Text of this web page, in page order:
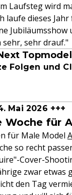
Laufsteg wird
laufe dieses
Jubiläumsshow
sehr, sehr drauf."
Folgen und
Mai 2026 +++
Woche für
für Male Model
so recht
Cover-
zwar etwas
den Tag